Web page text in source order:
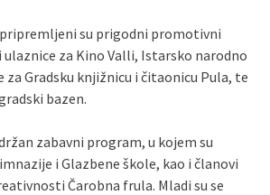
su prigodni promotivni
za Kino Valli, Istarsko narodno
Gradsku knjižnicu i čitaonicu Pula, te
bazen.
zabavni program, u kojem su
i Glazbene škole, kao i članovi
Čarobna frula. Mladi su se